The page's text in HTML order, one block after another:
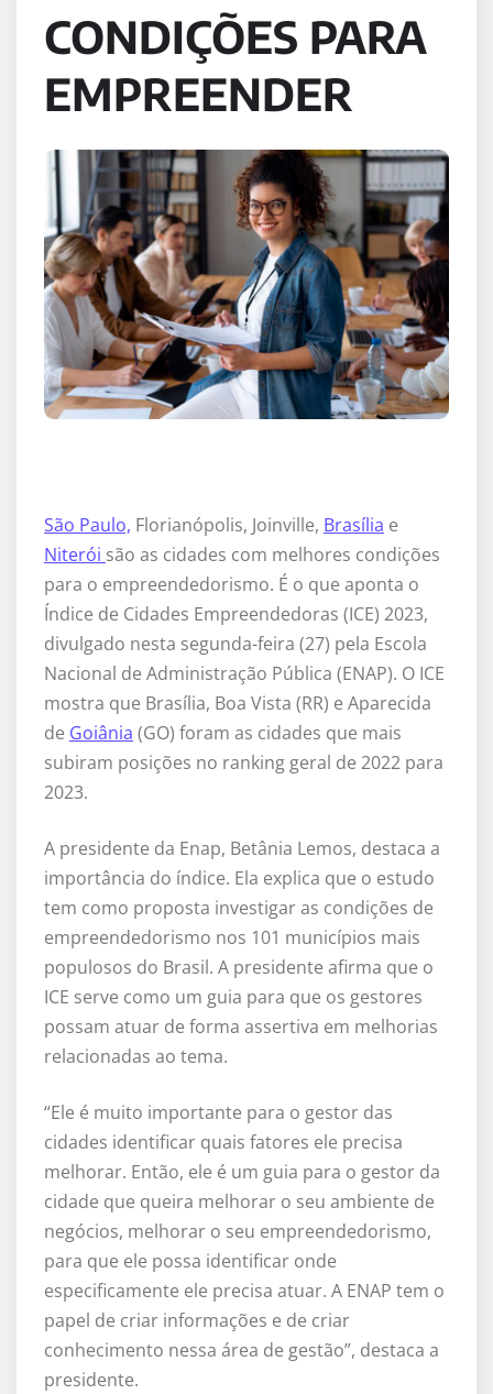
CONDIÇÕES PARA
EMPREENDER
São Paulo, Florianópolis, Joinville, Brasília e
Niterói são as cidades com melhores condições
para o empreendedorismo. É o que aponta o
Índice de Cidades Empreendedoras (ICE) 2023,
divulgado nesta segunda-feira (27) pela Escola
Nacional de Administração Pública (ENAP). O ICE
mostra que Brasília, Boa Vista (RR) e Aparecida
de Goiânia (GO) foram as cidades que mais
subiram posições no ranking geral de 2022 para
2023.
A presidente da Enap, Betânia Lemos, destaca a
importância do índice. Ela explica que o estudo
tem como proposta investigar as condições de
empreendedorismo nos 101 municípios mais
populosos do Brasil. A presidente afirma que o
ICE serve como um guia para que os gestores
possam atuar de forma assertiva em melhorias
relacionadas ao tema.
“Ele é muito importante para o gestor das
cidades identificar quais fatores ele precisa
melhorar. Então, ele é um guia para o gestor da
cidade que queira melhorar o seu ambiente de
negócios, melhorar o seu empreendedorismo,
para que ele possa identificar onde
especificamente ele precisa atuar. A ENAP tem o
papel de criar informações e de criar
conhecimento nessa área de gestão”, destaca a
presidente.